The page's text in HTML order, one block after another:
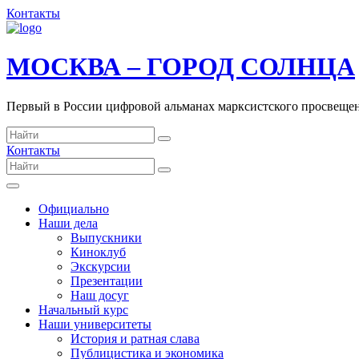
Контакты
МОСКВА – ГОРОД СОЛНЦА
Первый в России цифровой альманах марксистского
Контакты
Официально
Наши дела
Выпускники
Киноклуб
Экскурсии
Презентации
Наш досуг
Начальный курс
Наши университеты
История и ратная слава
Публицистика и экономика